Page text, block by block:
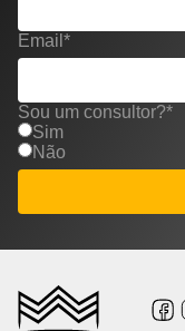
Email*
Sou um consultor?*
Sim
Não